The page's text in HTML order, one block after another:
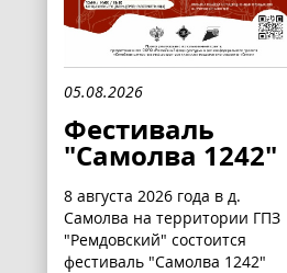
05.08.2026
Фестиваль
"Самолва 1242"
8 августа 2026 года в д.
Самолва на территории ГПЗ
"Ремдовский" состоится
фестиваль "Самолва 1242"